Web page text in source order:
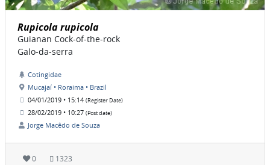
Rupicola rupicola
Guianan Cock-of-the-rock
Galo-da-serra
Cotingidae
Mucajaí • Roraima • Brazil
04/01/2019 • 15:14 (Register Date)
28/02/2019 • 10:27 (Post date)
Jorge Macêdo de Souza
0 1323